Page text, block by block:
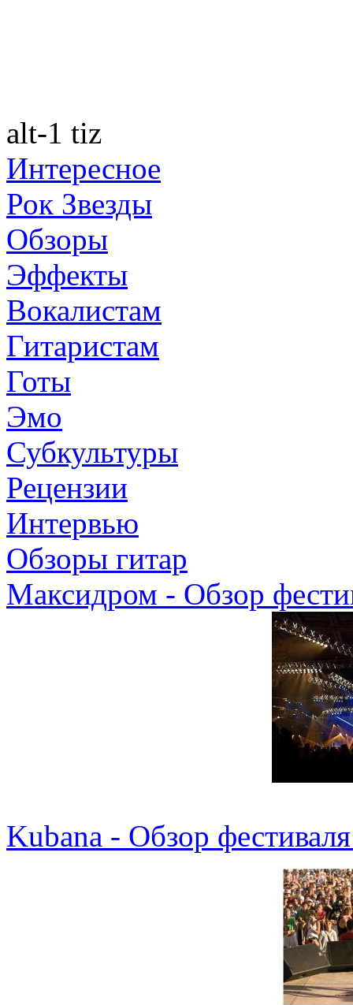
alt-1 tiz
Интересное
Рок Звезды
Обзоры
Эффекты
Вокалистам
Гитаристам
Готы
Эмо
Субкультуры
Рецензии
Интервью
Обзоры гитар
Максидром - Обзор
Kubana - Обзор